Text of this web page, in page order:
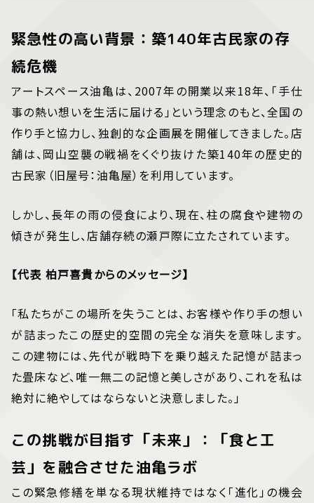
緊急性の高い背景：築140年古民家の存
続危機
アートスペース油亀は、2007年の開業以来18年、「手仕
事の熱い想いを生活に届ける」という理念のもと、全国の
作り手と協力し、独創的な企画展を開催してきました。店
舗は、岡山空襲の戦禍をくぐり抜けた築140年の歴史的
古民家（旧屋号：油亀屋）を利用しています。
しかし、長年の雨の侵食により、現在、柱の腐食や建物の
傾きが発生し、店舗存続の瀬戸際に立たされています。
【代表 柏戸喜貴からのメッセージ】
「私たちがこの場所を失うことは、お客様や作り手の想い
が詰まったこの歴史的空間の完全な消失を意味します。
この建物には、先代が戦時下を乗り越えた記憶が詰まっ
た畳床など、唯一無二の記憶と美しさがあり、これを私は
絶対に絶やしてはならないと決意しました。」
この挑戦が目指す「未来」：「食と工
芸」を融合させた油亀ラボ
この緊急修繕を単なる現状維持ではなく「進化」の機会